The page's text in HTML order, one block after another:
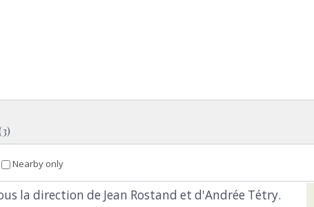
Nearby only
la direction de Jean Rostand et d'Andrée Tétry.‎